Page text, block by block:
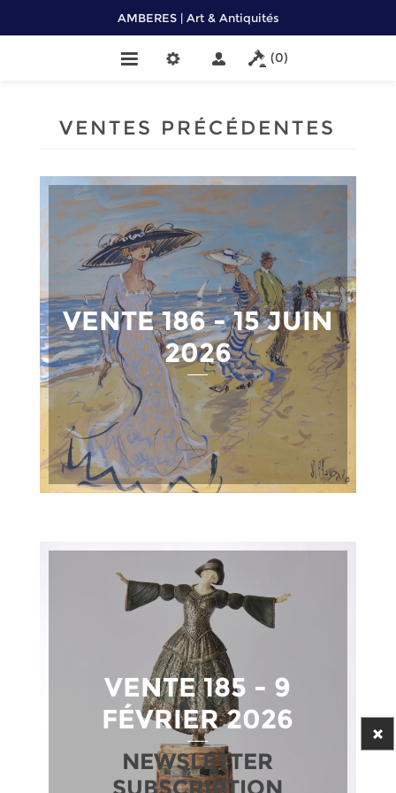
AMBERES | Art & Antiquités
(0)
VENTES PRÉCÉDENTES
VENTE 186 - 15 JUIN
2026
VENTE 185 - 9
FÉVRIER 2026
NEWSLETTER
SUBSCRIPTION